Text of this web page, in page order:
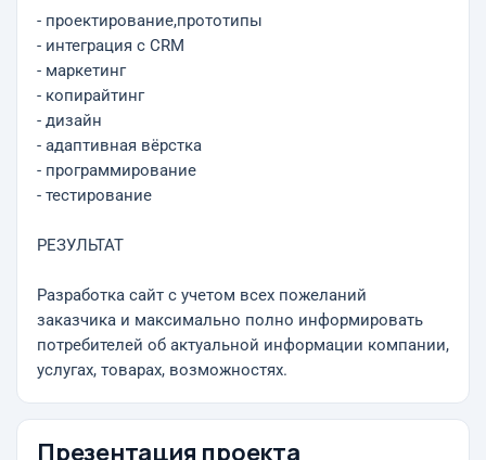
- проектирование,прототипы
- интеграция с CRM
- маркетинг
- копирайтинг
- дизайн
- адаптивная вёрстка
- программирование
- тестирование
РЕЗУЛЬТАТ
Разработка сайт с учетом всех пожеланий
заказчика и максимально полно информировать
потребителей об актуальной информации компании,
услугах, товарах, возможностях.
Презентация проекта